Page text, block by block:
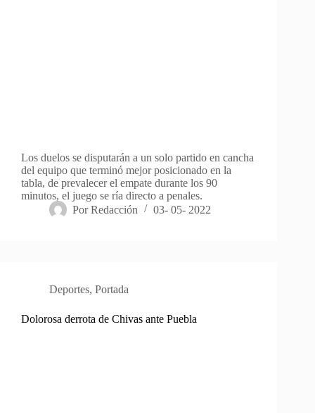
Los duelos se disputarán a un solo partido en cancha
del equipo que terminó mejor posicionado en la
tabla, de prevalecer el empate durante los 90
minutos, el juego se ría directo a penales.
Por Redacción 03- 05- 2022
Deportes, Portada
Dolorosa derrota de Chivas ante Puebla